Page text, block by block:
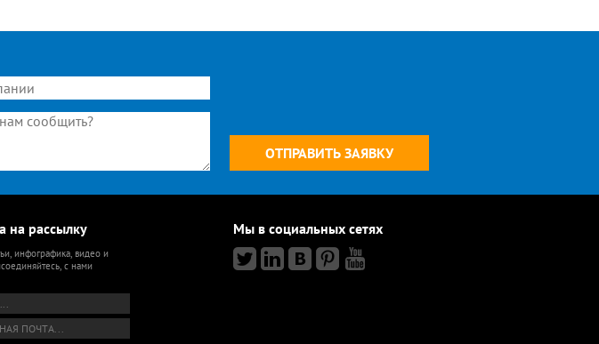
на рассылку
инфографика, видео и
с нами
Мы в социальных сетях